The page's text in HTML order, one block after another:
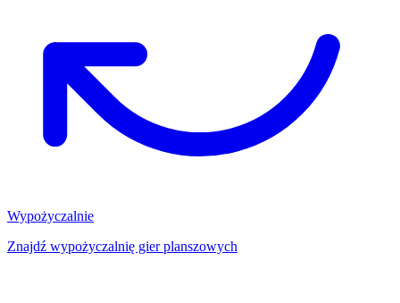
Wypożyczalnie
Znajdź wypożyczalnię gier planszowych